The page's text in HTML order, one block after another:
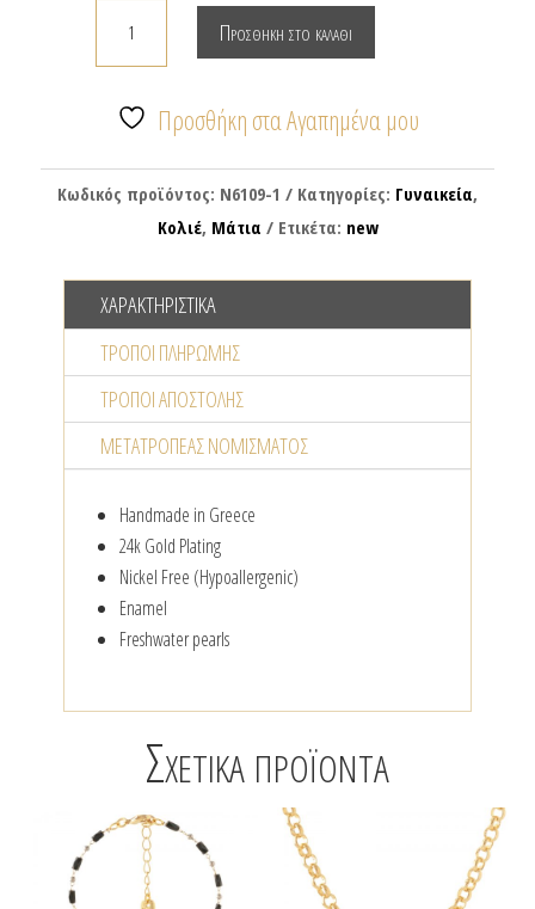
αλυσίδα
λευκό
από
σμάλτο
μαργαριταράκια
ποσότητα
Προσθήκη στο καλάθι
Προσθήκη στα Αγαπημένα μου
Κωδικός προϊόντος: N6109-1 Κατηγορίες: Γυναικεία,
Κολιέ, Μάτια Ετικέτα: new
ΧΑΡΑΚΤΗΡΙΣΤΙΚΆ
ΤΡΌΠΟΙ ΠΛΗΡΩΜΉΣ
ΤΡΌΠΟΙ ΑΠΟΣΤΟΛΉΣ
ΜΕΤΑΤΡΟΠΈΑΣ NΟΜΊΣΜΑΤΟΣ
Handmade in Greece
24k Gold Plating
Nickel Free (Hypoallergenic)
Enamel
Freshwater pearls
Σχετικά προϊόντα